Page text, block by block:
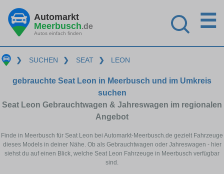
Automarkt
Meerbusch.de
Autos einfach finden
☰
❯ SUCHEN ❯ SEAT ❯ LEON
gebrauchte Seat Leon in Meerbusch und im Umkreis
suchen
Seat Leon Gebrauchtwagen & Jahreswagen im regionalen
Angebot
Finde in Meerbusch für Seat Leon bei Automarkt-Meerbusch.de gezielt Fahrzeuge
dieses Models in deiner Nähe. Ob als Gebrauchtwagen oder Jahreswagen - hier
siehst du auf einen Blick, welche Seat Leon Fahrzeuge in Meerbusch verfügbar
sind.